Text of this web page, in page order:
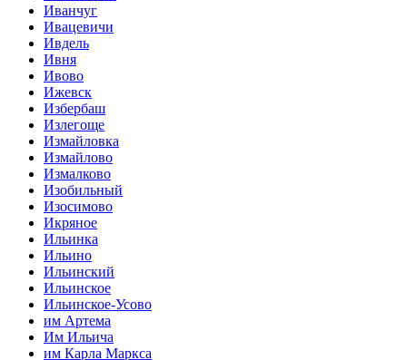
Иванчуг
Ивацевичи
Ивдель
Ивня
Ивово
Ижевск
Избербаш
Излегоще
Измайловка
Измайлово
Измалково
Изобильный
Изосимово
Икряное
Ильинка
Ильино
Ильинский
Ильинское
Ильинское-Усово
им Артема
Им Ильича
им Карла Маркса